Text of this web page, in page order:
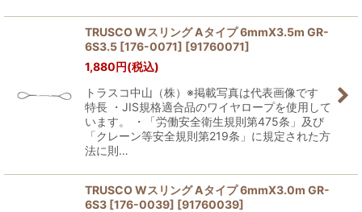
TRUSCO Wスリング Aタイプ 6mmX3.5m GR-
6S3.5 [176-0071] [91760071]
1,880円(税込)
トラスコ中山（株）※掲載写真は代表画像です
特長 ・JIS規格適合品のワイヤロープを使用して
います。 ・「労働安全衛生規則第475条」及び
「クレーン等安全規則第219条」に規定された方
法に則…
TRUSCO Wスリング Aタイプ 6mmX3.0m GR-
6S3 [176-0039] [91760039]